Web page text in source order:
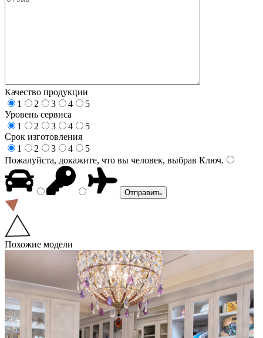
Качество продукции
1
2 3 4
5
Уровень сервиса
1
2 3 4
5
Срок изготовления
1
2 3 4
5
Пожалуйста, докажите, что вы человек, выбрав Ключ.
Похожие модели